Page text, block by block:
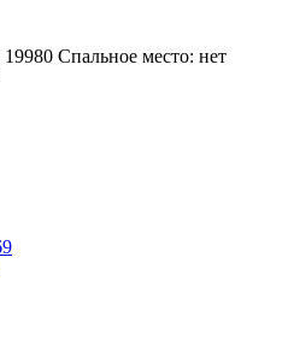
19980 Спальное место: нет